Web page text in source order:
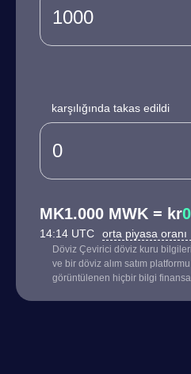
karşılığında takas edildi
MK1.000 MWK = kr
14:14 UTC orta piyasa oranı
Döviz Çevirici döviz kuru
ve bir döviz alım satım
görüntülenen hiçbir bilgi